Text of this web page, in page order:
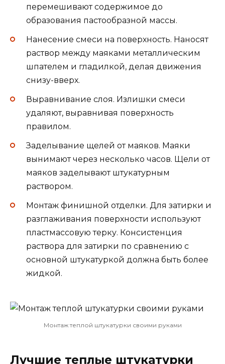
перемешивают содержимое до
образования пастообразной массы.
Нанесение смеси на поверхность. Наносят
раствор между маяками металлическим
шпателем и гладилкой, делая движения
снизу-вверх.
Выравнивание слоя. Излишки смеси
удаляют, выравнивая поверхность
правилом.
Заделывание щелей от маяков. Маяки
вынимают через несколько часов. Щели от
маяков заделывают штукатурным
раствором.
Монтаж финишной отделки. Для затирки и
разглаживания поверхности используют
пластмассовую терку. Консистенция
раствора для затирки по сравнению с
основной штукатуркой должна быть более
жидкой.
Монтаж теплой штукатурки своими руками
Лучшие теплые штукатурки